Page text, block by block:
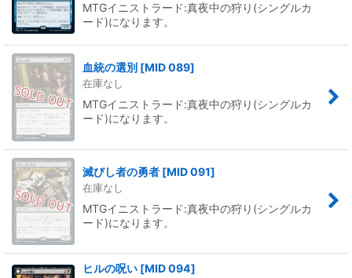
MTGイニストラード:真夜中の狩り(シングルカ
ード)になります。
血統の選別 [MID 089]
在庫なし
MTGイニストラード:真夜中の狩り(シングルカ
ード)になります。
滅びし者の勇者 [MID 091]
在庫なし
MTGイニストラード:真夜中の狩り(シングルカ
ード)になります。
ヒルの呪い [MID 094]